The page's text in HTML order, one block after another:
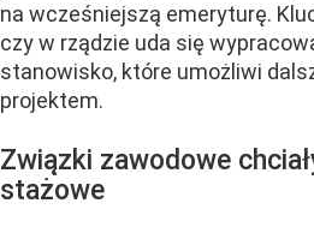
na wcześniejszą emeryturę.
czy w rządzie uda się
stanowisko, które umożliwi
projektem.
Związki zawodowe
stażowe